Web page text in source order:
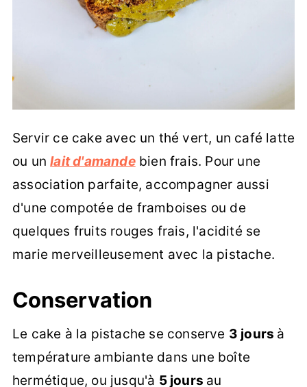
Servir ce cake avec un thé vert, un café latte
ou unlait d'amandebien frais. Pour une
association parfaite, accompagner aussi
d'une compotée de framboises ou de
quelques fruits rouges frais, l'acidité se
marie merveilleusement avec la pistache.
Conservation
Le cake à la pistache se conserve 3 jours à
température ambiante dans une boîte
hermétique, ou jusqu'à 5 jours au